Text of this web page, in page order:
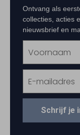
Ontvang als
collecties, acties
nieuwsbrief en
Schrijf je